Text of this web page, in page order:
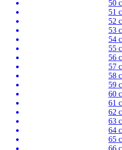
50
51
52
53
54
55
56
57
58
59
60
61
62
63
64
65
66